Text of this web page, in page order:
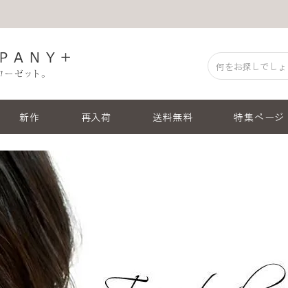
新作 再入荷 送料無料 特集ページ